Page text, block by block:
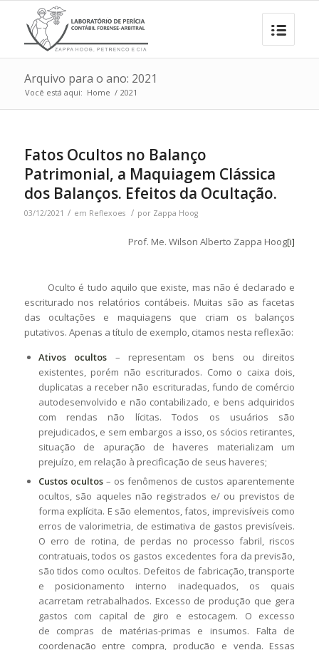
Arquivo para o ano: 2021
Você está aqui: Home / 2021
Fatos Ocultos no Balanço
Patrimonial, a Maquiagem Clássica
dos Balanços. Efeitos da Ocultação.
03/12/2021 / em Reflexoes / por Zappa Hoog
Prof. Me. Wilson Alberto Zappa Hoog[i]
Oculto é tudo aquilo que existe, mas não é declarado e
escriturado nos relatórios contábeis. Muitas são as facetas
das ocultações e maquiagens que criam os balanços
putativos. Apenas a título de exemplo, citamos nesta reflexão:
Ativos ocultos – representam os bens ou direitos
existentes, porém não escriturados. Como o caixa dois,
duplicatas a receber não escrituradas, fundo de comércio
autodesenvolvido e não contabilizado, e bens adquiridos
com rendas não lícitas. Todos os usuários são
prejudicados, e sem embargos a isso, os sócios retirantes,
situação de apuração de haveres materializam um
prejuízo, em relação à precificação de seus haveres;
Custos ocultos– os fenômenos de custos aparentemente
ocultos, são aqueles não registrados e/ ou previstos de
forma explícita. E são elementos, fatos, imprevisíveis como
erros de valorimetria, de estimativa de gastos previsíveis.
O erro de rotina, de perdas no processo fabril, riscos
contratuais, todos os gastos excedentes fora da previsão,
são tidos como ocultos. Defeitos de fabricação, transporte
e posicionamento interno inadequados, os quais
acarretam retrabalhados. Excesso de produção que gera
gastos com capital de giro e estocagem. O excesso
de compras de matérias-primas e insumos. Falta de
coordenação entre compra, produção e venda. Essas